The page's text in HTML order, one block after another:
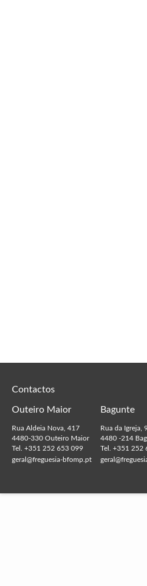
Contactos
Outeiro Maior
Rua Aldeia Nova, 417
4480-330 Outeiro Maior
Tel. +351 252 653 099
geral@freguesia-bfomp.pt
Bagunte
Rua da Igreja,
4480 -214
Tel. +351 252